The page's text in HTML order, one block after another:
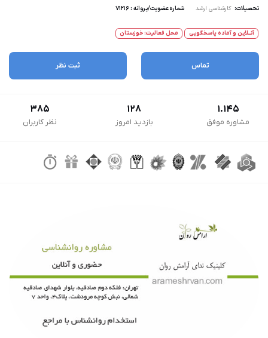
تحصیلات: کارشناسی ارشد شماره عضویت/پروانه : 71216
آنــلاین و آماده پاسخگویی محل فعالیت: خوزستان
تماس ثبت نظر
1.145
مشاوره موفق
128
بازدید امروز
385
نظر کاربران